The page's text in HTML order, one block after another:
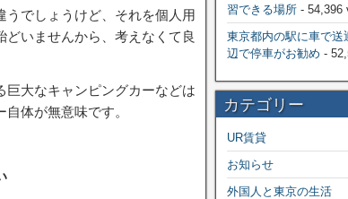
でしょうけど、それを個人用
いませんから、考えなくて良
大なキャンピングカーなどは
体が無意味です。
習できる場所- 54,396
東京都内の駅に車で送
辺で停車がお勧め -
カテゴリー
UR賃貸
お知らせ
外国人と東京の生活